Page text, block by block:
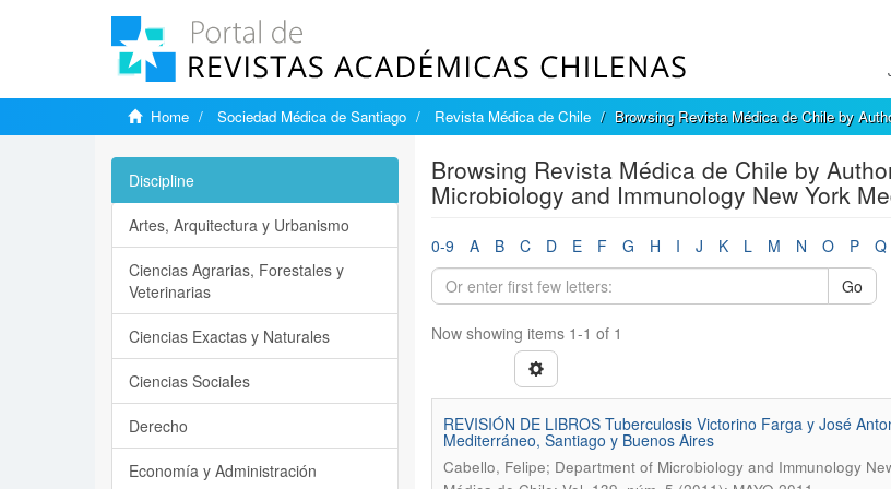
Home Sociedad Médica de Santiago Revista Médica de Chile Browsing Revista Médica de Chile by
Browsing Revista Médica de Chile by
Microbiology and Immunology New York
0-9 A B C D E F G H I J K L M N O P Q
Go
Now showing items 1-1 of 1
REVISIÓN DE LIBROS Tuberculosis Victorino Farga y José
Mediterráneo, Santiago y Buenos Aires
Cabello, Felipe; Department of Microbiology and Immunology
Discipline
Artes, Arquitectura y Urbanismo
Ciencias Agrarias, Forestales y
Veterinarias
Ciencias Exactas y Naturales
Ciencias Sociales
Derecho
Economía y Administración